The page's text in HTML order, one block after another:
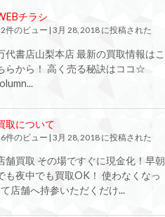
チラシ
件のビュー 3月 28, 2018 に投稿された
代書店山梨本店 最新の買取情報はこ
らから！ 高く売る秘訣はココ☆
取について
件のビュー | 3月 28, 2018 に投稿された
舗買取 その場ですぐに現金化！早朝
も夜中でも買取OK！ 使わなくなっ
店舗へ持参いただくだけ...